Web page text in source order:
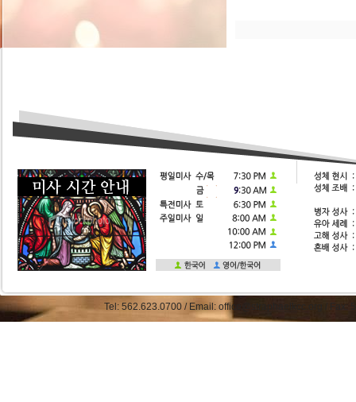
Tel: 562.623.0700 / Email: office@straphaelkcc.org /